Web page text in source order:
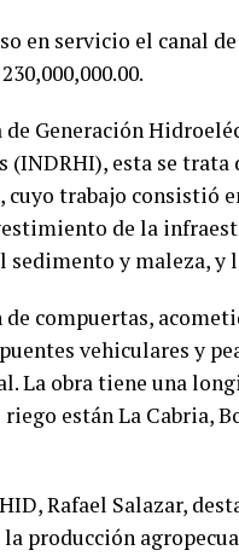
en servicio el canal
de Generación
(INDRHI), esta se
trabajo consistió
de la
y maleza, y
compuertas,
vehiculares y
La obra tiene una
están La Cabria,
Rafael Salazar,
producción